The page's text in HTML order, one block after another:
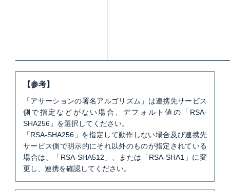
【参考】
「アサーションの署名アルゴリズム」は連携先サービス
側で指定などがない場合、デフォルト値の「RSA-
SHA256」を選択してください。
「RSA-SHA256」を指定して動作しない場合及び連携先
サービス側で明示的にそれ以外のものが指定されている
場合は、「RSA-SHA512」、または「RSA-SHA1」に変
更し、連携を確認してください。